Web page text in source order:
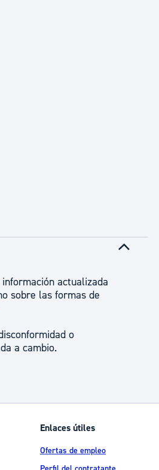
Igualdad, Derechos Humanos y
de anuncios oficiales
de transparenciaactualizada
sobre las formas de
o
a cambio.
Enlaces útiles
Ofertas de empleo